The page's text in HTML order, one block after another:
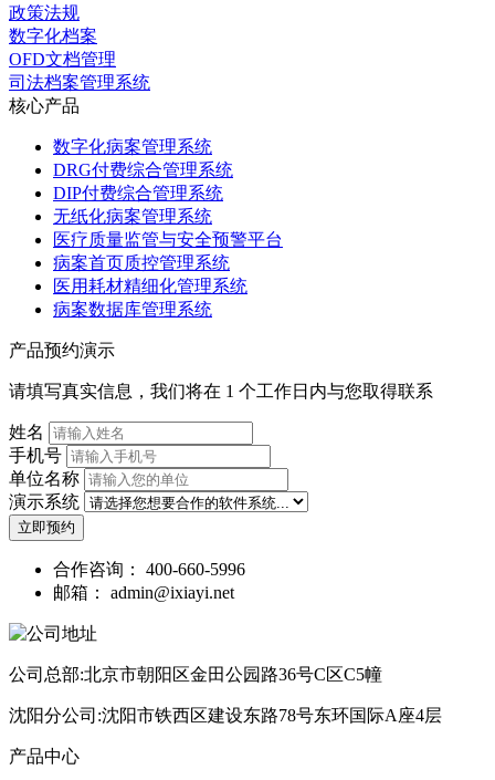
政策法规
数字化档案
OFD文档管理
司法档案管理系统
核心产品
数字化病案管理系统
DRG付费综合管理系统
DIP付费综合管理系统
无纸化病案管理系统
医疗质量监管与安全预警平台
病案首页质控管理系统
医用耗材精细化管理系统
病案数据库管理系统
产品预约演示
请填写真实信息，我们将在 1 个工作日内与您取得联系
姓名
手机号
单位名称
演示系统
立即预约
合作咨询： 400-660-5996
邮箱： admin@ixiayi.net
公司总部:北京市朝阳区金田公园路36号C区C5幢
沈阳分公司:沈阳市铁西区建设东路78号东环国际A座4层
产品中心